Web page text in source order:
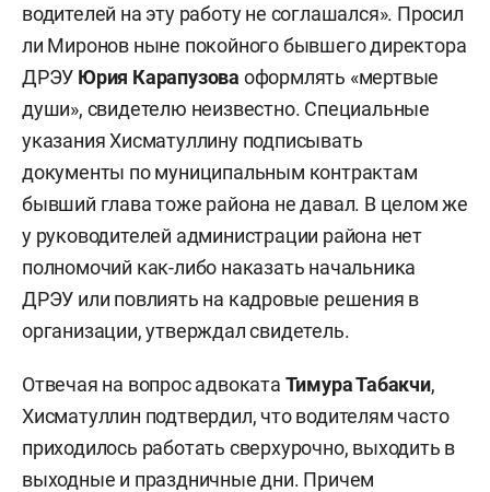
водителей на эту работу не соглашался». Просил
ли Миронов ныне покойного бывшего директора
ДРЭУ Юрия Карапузова оформлять «мертвые
души», свидетелю неизвестно. Специальные
указания Хисматуллину подписывать
документы по муниципальным контрактам
бывший глава тоже района не давал. В целом же
у руководителей администрации района нет
полномочий как-либо наказать начальника
ДРЭУ или повлиять на кадровые решения в
организации, утверждал свидетель.
Отвечая на вопрос адвоката Тимура Табакчи,
Хисматуллин подтвердил, что водителям часто
приходилось работать сверхурочно, выходить в
выходные и праздничные дни. Причем